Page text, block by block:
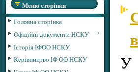
Меню сторінки
Головна сторінка
Офіційні документи НСКУ
Історія ІФОО НСКУ
Керівництво ІФ ОО НСКУ
У